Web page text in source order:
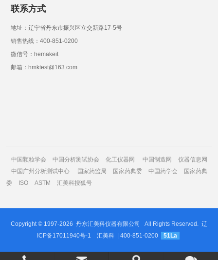
联系方式
地址：辽宁省丹东市振兴区立交新路17-5号
销售热线：400-851-0200
微信号：hemakeit
邮箱：hmktest@163.com
中国颗粒学会 中国分析测试协会 化工仪器网 中国制造网
仪器信息网
中国广州分析测试中心
国家药监局 国家药典委 中国药学会
国家药典
委
ISO ASTM 汇美科搜狐号
Copyright © 1997-2026 丹东汇美科仪器有限公司 All Rights Reserved. 辽
ICP备17011940号-1
汇美科 | 400-851-0200 51La